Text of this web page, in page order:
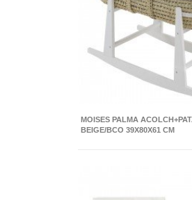
MOISES PALMA
BEIGE/BCO 39X80X61 CM